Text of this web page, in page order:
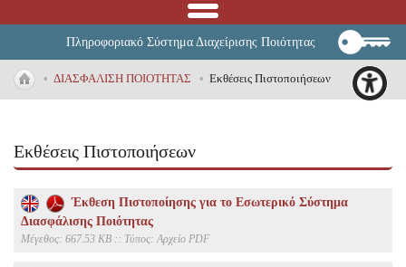
Πληροφοριακό Σύστημα Διαχείρισης Ποιότητας
• ΔΙΑΣΦΑΛΙΣΗ ΠΟΙΟΤΗΤΑΣ • Εκθέσεις Πιστοποιήσεων
Εκθέσεις Πιστοποιήσεων
Έκθεση Πιστοποίησης για το Εσωτερικό Σύστημα
Διασφάλισης Ποιότητας
Mέγεθος: 667.53 KB :: Τύπος: Αρχείο PDF